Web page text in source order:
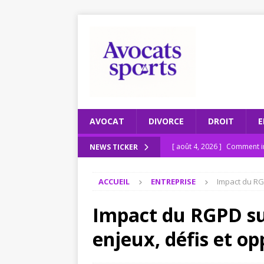
AVOCAT DIVORCE DROIT
NEWS TICKER [ août 4, 2026 ] Comment
[ juillet 31, 2026 ] Les
[ juillet 27, 2026 ]
[ juillet 23, 2026 ]
Le
ACCUEIL ENTREPRISE Impact du
Impact du RGPD
enjeux, défis et